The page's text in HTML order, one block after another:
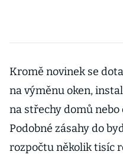
Kromě novinek se
na výměnu oken,
na střechy domů
Podobné zásahy do
rozpočtu několik tisíc